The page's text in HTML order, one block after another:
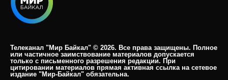
Телеканал "Мир Байкал" © 2026. Все права защищены. Полное
или частичное заимствование материалов допускается
только с письменного разрешения редакции. При
цитировании материалов прямая активная ссылка на сетевое
издание "Мир-Байкал" обязательна.​